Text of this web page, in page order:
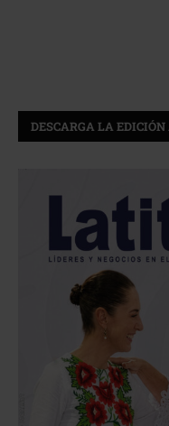
DESCARGA LA EDICIÓN